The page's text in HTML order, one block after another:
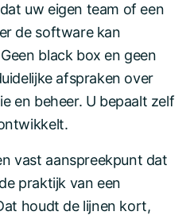
uw eigen team of een
de software kan
black box en geen
afspraken over
en beheer. U bepaalt zelf
vast aanspreekpunt dat
praktijk van een
houdt de lijnen kort,